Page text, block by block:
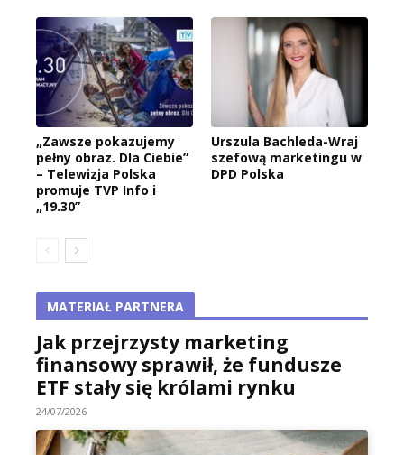
„Zawsze pokazujemy
pełny obraz. Dla Ciebie”
– Telewizja Polska
promuje TVP Info i
„19.30”
Urszula Bachleda-Wraj
szefową marketingu w
DPD Polska
MATERIAŁ PARTNERA
Jak przejrzysty marketing
finansowy sprawił, że fundusze
ETF stały się królami rynku
24/07/2026